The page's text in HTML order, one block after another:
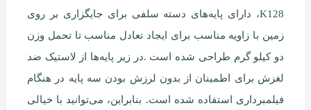
K128، دارای پایه‌های دسته سلفی برای جایگزاری بر روی
زمین با زاویه مناسب برای ایجاد تعادل مناسب تا تحمل وزن
دو کیلو گرم طراحی شده است .در زیر پایه‌ها از لاستیک ضد
لغزش برای اطمینان از بدون لرزش بودن سه پایه در هنگام
فیلمبرداری استفاده شده است. بنابراین، می‌توانید با خیالی